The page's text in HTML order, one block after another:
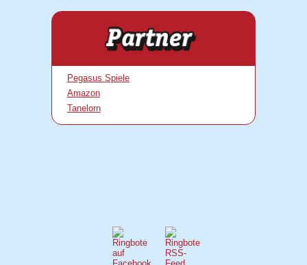
Pegasus Spiele
Amazon
Tanelorn